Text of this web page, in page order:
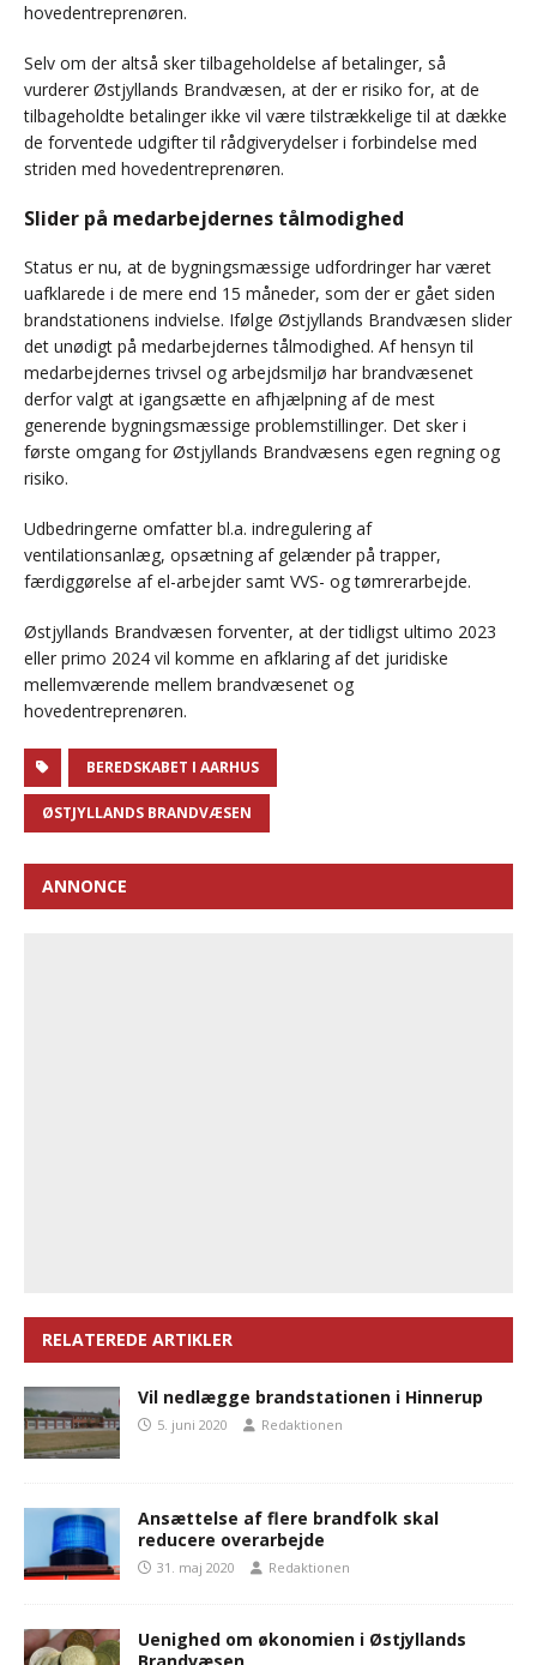
hovedentreprenøren.
Selv om der altså sker tilbageholdelse af betalinger, så
vurderer Østjyllands Brandvæsen, at der er risiko for, at de
tilbageholdte betalinger ikke vil være tilstrækkelige til at dække
de forventede udgifter til rådgiverydelser i forbindelse med
striden med hovedentreprenøren.
Slider på medarbejdernes tålmodighed
Status er nu, at de bygningsmæssige udfordringer har været
uafklarede i de mere end 15 måneder, som der er gået siden
brandstationens indvielse. Ifølge Østjyllands Brandvæsen slider
det unødigt på medarbejdernes tålmodighed. Af hensyn til
medarbejdernes trivsel og arbejdsmiljø har brandvæsenet
derfor valgt at igangsætte en afhjælpning af de mest
generende bygningsmæssige problemstillinger. Det sker i
første omgang for Østjyllands Brandvæsens egen regning og
risiko.
Udbedringerne omfatter bl.a. indregulering af
ventilationsanlæg, opsætning af gelænder på trapper,
færdiggørelse af el-arbejder samt VVS- og tømrerarbejde.
Østjyllands Brandvæsen forventer, at der tidligst ultimo 2023
eller primo 2024 vil komme en afklaring af det juridiske
mellemværende mellem brandvæsenet og
hovedentreprenøren.
BEREDSKABET I AARHUS
ØSTJYLLANDS BRANDVÆSEN
ANNONCE
RELATEREDE ARTIKLER
Vil nedlægge brandstationen i Hinnerup
5. juni 2020 Redaktionen
Ansættelse af flere brandfolk skal
reducere overarbejde
31. maj 2020 Redaktionen
Uenighed om økonomien i Østjyllands